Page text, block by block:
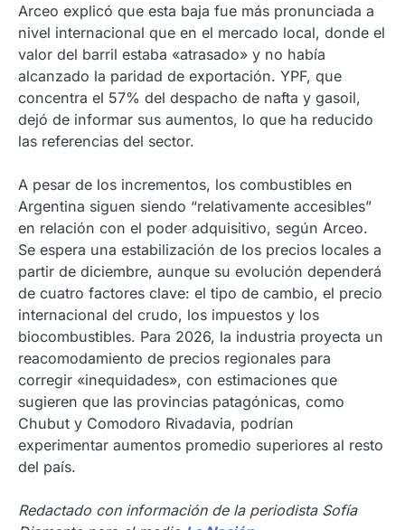
Arceo explicó que esta baja fue más pronunciada a
nivel internacional que en el mercado local, donde el
valor del barril estaba «atrasado» y no había
alcanzado la paridad de exportación. YPF, que
concentra el 57% del despacho de nafta y gasoil,
dejó de informar sus aumentos, lo que ha reducido
las referencias del sector.
A pesar de los incrementos, los combustibles en
Argentina siguen siendo “relativamente accesibles”
en relación con el poder adquisitivo, según Arceo.
Se espera una estabilización de los precios locales a
partir de diciembre, aunque su evolución dependerá
de cuatro factores clave: el tipo de cambio, el precio
internacional del crudo, los impuestos y los
biocombustibles. Para 2026, la industria proyecta un
reacomodamiento de precios regionales para
corregir «inequidades», con estimaciones que
sugieren que las provincias patagónicas, como
Chubut y Comodoro Rivadavia, podrían
experimentar aumentos promedio superiores al resto
del país.
Redactado con información de la periodista Sofía